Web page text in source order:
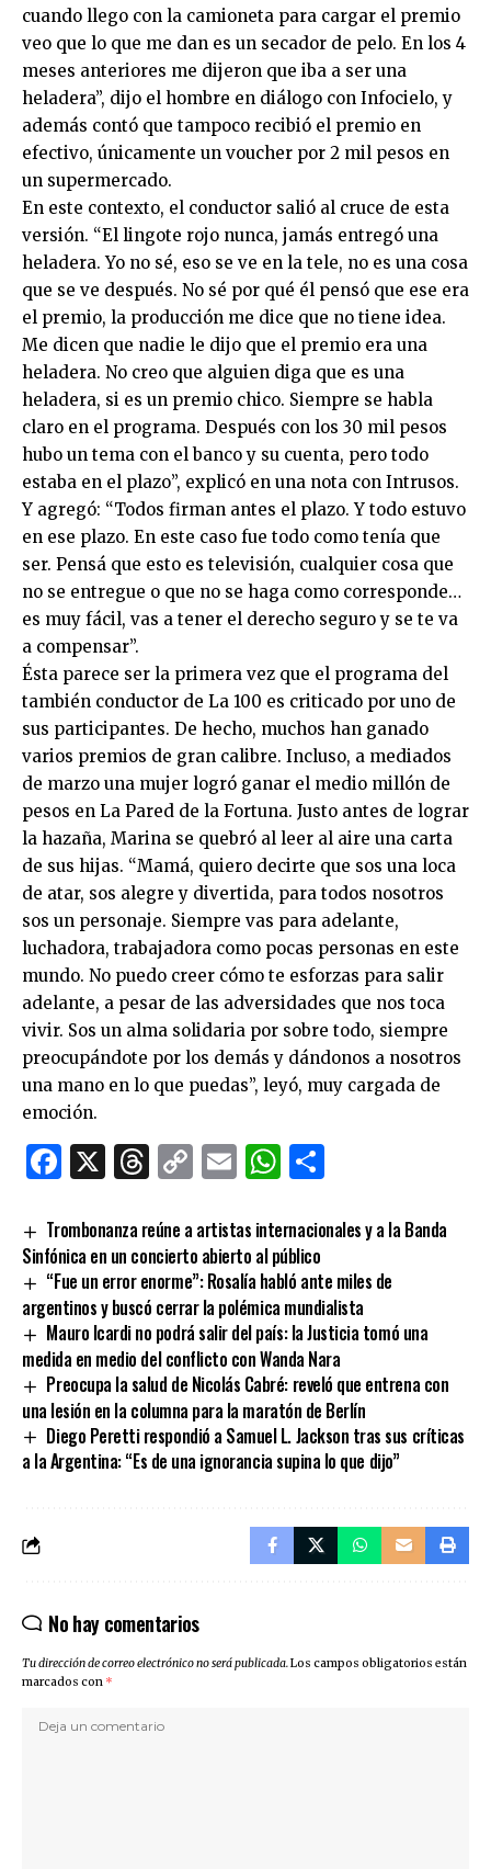
cuando llego con la camioneta para cargar el premio
veo que lo que me dan es un secador de pelo. En los 4
meses anteriores me dijeron que iba a ser una
heladera”, dijo el hombre en diálogo con Infocielo, y
además contó que tampoco recibió el premio en
efectivo, únicamente un voucher por 2 mil pesos en
un supermercado.
En este contexto, el conductor salió al cruce de esta
versión. “El lingote rojo nunca, jamás entregó una
heladera. Yo no sé, eso se ve en la tele, no es una cosa
que se ve después. No sé por qué él pensó que ese era
el premio, la producción me dice que no tiene idea.
Me dicen que nadie le dijo que el premio era una
heladera. No creo que alguien diga que es una
heladera, si es un premio chico. Siempre se habla
claro en el programa. Después con los 30 mil pesos
hubo un tema con el banco y su cuenta, pero todo
estaba en el plazo”, explicó en una nota con Intrusos.
Y agregó: “Todos firman antes el plazo. Y todo estuvo
en ese plazo. En este caso fue todo como tenía que
ser. Pensá que esto es televisión, cualquier cosa que
no se entregue o que no se haga como corresponde…
es muy fácil, vas a tener el derecho seguro y se te va
a compensar”.
Ésta parece ser la primera vez que el programa del
también conductor de La 100 es criticado por uno de
sus participantes. De hecho, muchos han ganado
varios premios de gran calibre. Incluso, a mediados
de marzo una mujer logró ganar el medio millón de
pesos en La Pared de la Fortuna. Justo antes de lograr
la hazaña, Marina se quebró al leer al aire una carta
de sus hijas. “Mamá, quiero decirte que sos una loca
de atar, sos alegre y divertida, para todos nosotros
sos un personaje. Siempre vas para adelante,
luchadora, trabajadora como pocas personas en este
mundo. No puedo creer cómo te esforzas para salir
adelante, a pesar de las adversidades que nos toca
vivir. Sos un alma solidaria por sobre todo, siempre
preocupándote por los demás y dándonos a nosotros
una mano en lo que puedas”, leyó, muy cargada de
emoción.
Facebook
X Threads
CopyEmailWhatsApp
Trombonanza reúne a artistas internacionales y a la Banda
Sinfónica en un concierto abierto al público
“Fue un error enorme”: Rosalía habló ante miles de
argentinos y buscó cerrar la polémica mundialista
Mauro Icardi no podrá salir del país: la Justicia tomó una
medida en medio del conflicto con Wanda Nara
Preocupa la salud de Nicolás Cabré: reveló que entrena con
una lesión en la columna para la maratón de Berlín
Diego Peretti respondió a Samuel L. Jackson tras sus críticas
a la Argentina: “Es de una ignorancia supina lo que dijo”
No hay comentarios
Tu dirección de correo electrónico no será publicada.Los campos obligatorios están
marcados con *